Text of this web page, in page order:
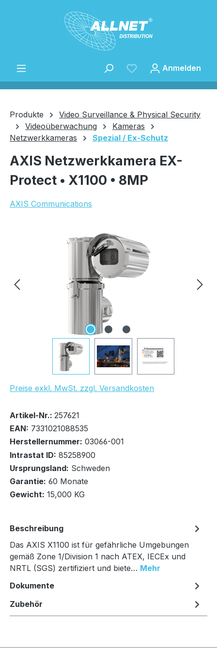
Zum Hauptinhalt springen
Anmelden
Produkte
Video Surveillance & Physical Security
Videoüberwachung
Kameras
Netzwerkkameras
Spezial / Ex-Schutz
AXIS Netzwerkkamera EX-
Protect • X1100 • 8MP
AXIS Communications
Bildergalerie überspringen
UVP Netto: 20.999,00 €
Preise exkl. MwSt. zzgl. Versandkosten
Bestand:0x
Nicht Lagernd
In den Warenkorb
Artikel-Nr.: 257621
EAN: 7331021088535
Herstellernummer: 03066-001
Intrastat ID: 85258900
Ursprungsland: Schweden
Garantie: 60 Monate
Gewicht: 15,000 KG
Beschreibung
Das AXIS X1100 ist für gefährliche Umgebungen
gemäß Zone 1/Division 1 nach ATEX, IECEx und
NRTL (SGS) zertifiziert und biete… Mehr
Dokumente
Zubehör